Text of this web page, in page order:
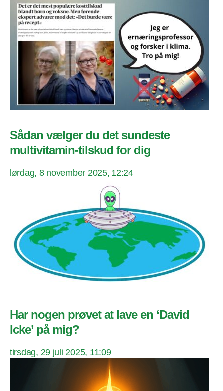
Sådan vælger du det sundeste
multivitamin-tilskud for dig
lørdag, 8 november 2025, 12:24
Har nogen prøvet at lave en ‘David
Icke’ på mig?
tirsdag, 29 juli 2025, 11:09